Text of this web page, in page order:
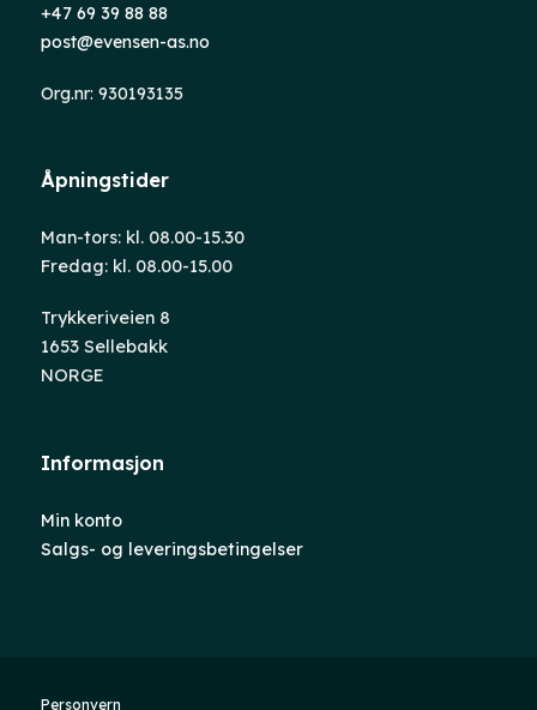
+47 69 39 88 88
post@evensen-as.no
Org.nr: 930193135
Åpningstider
Man-tors: kl. 08.00-15.30
Fredag: kl. 08.00-15.00
Trykkeriveien 8
1653 Sellebakk
NORGE
Informasjon
Min konto
Salgs- og leveringsbetingelser
Personvern